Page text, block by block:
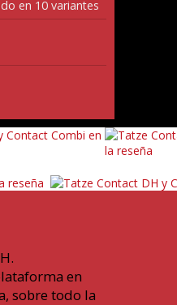
en 10 variantes
en
sobre todo la